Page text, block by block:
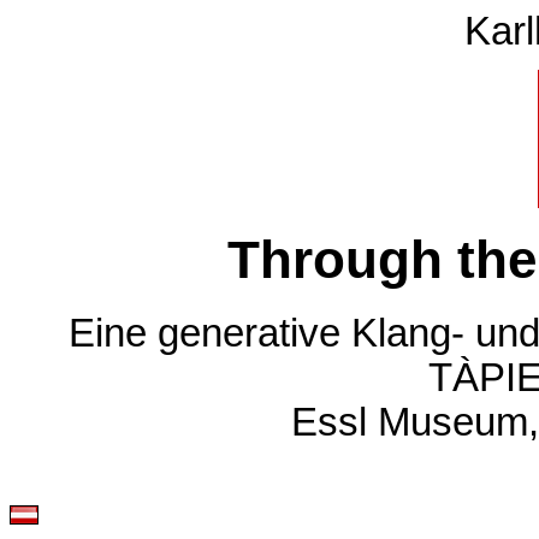
Through
Eine generative Klang-
Essl